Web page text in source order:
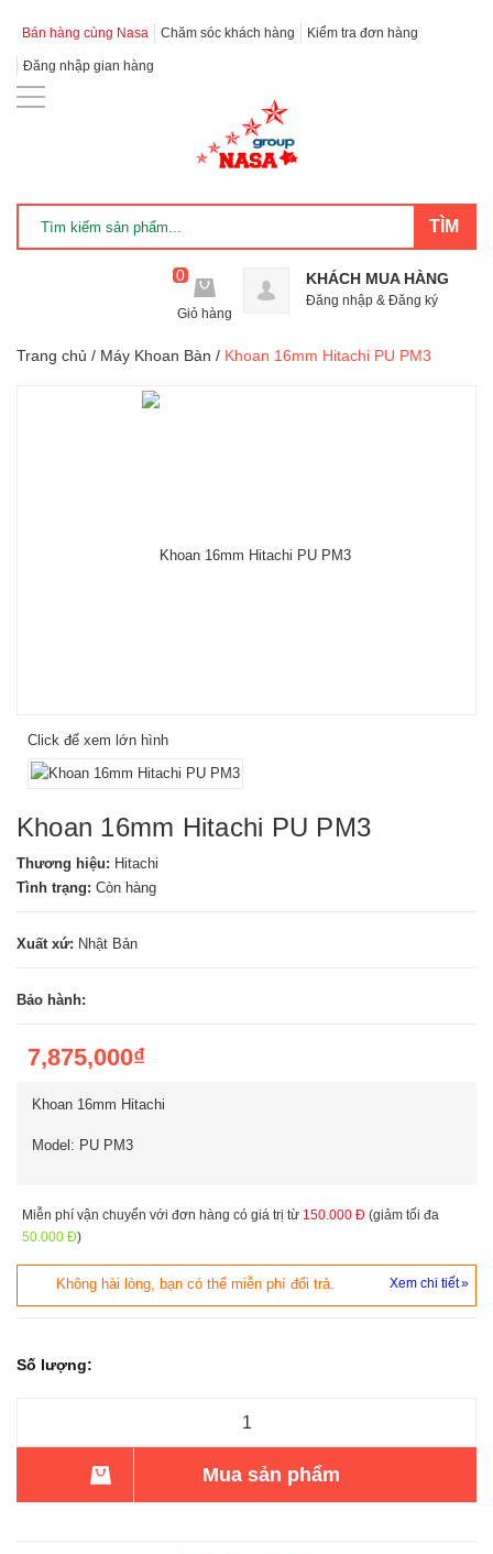
Bán hàng cùng Nasa Chăm sóc khách hàng Kiểm tra đơn hàng
Đăng nhập gian hàng
0
Giỏ hàng
KHÁCH MUA HÀNG
Đăng nhập & Đăng ký
Trang chủ / Máy Khoan Bàn / Khoan 16mm Hitachi PU PM3
Click để xem lớn hình
Khoan 16mm Hitachi PU PM3
Thương hiệu: Hitachi
Tình trạng: Còn hàng
Xuất xứ: Nhật Bản
Bảo hành:
7,875,000₫
Khoan 16mm Hitachi
Model: PU PM3
Miễn phí vận chuyển với đơn hàng có giá trị từ 150.000 Đ (giảm tối đa
50.000 Đ)
Không hài lòng, bạn có thể miễn phí đổi trả. Xem chi tiết
Số lượng:
Mua sản phẩm